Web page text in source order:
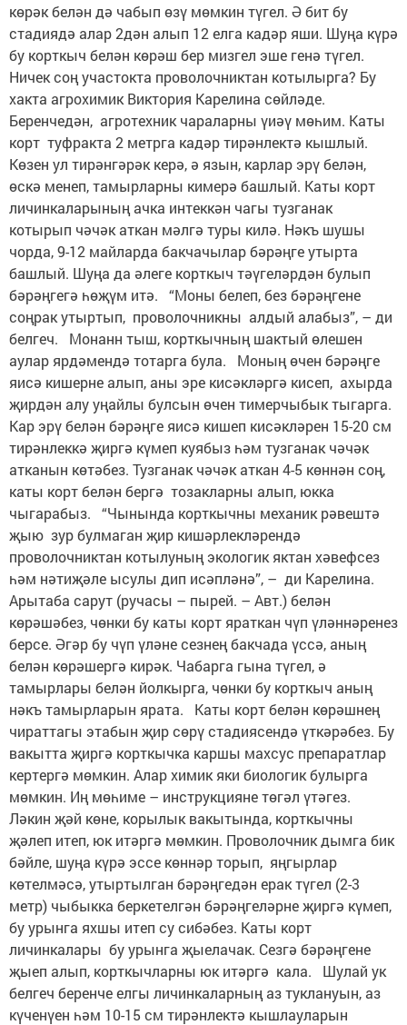
көрәк белән дә чабып өзү мөмкин түгел. Ә бит бу
стадиядә алар 2дән алып 12 елга кадәр яши. Шуңа күрә
бу корткыч белән көрәш бер мизгел эше генә түгел.
Ничек соң участокта проволочниктан котылырга? Бу
хакта агрохимик Виктория Карелина сөйләде.
Беренчедән, агротехник чараларны үиәү мөһим. Каты
корт туфракта 2 метрга кадәр тирәнлектә кышлый.
Көзен ул тирәнгәрәк керә, ә язын, карлар эрү белән,
өскә менеп, тамырларны кимерә башлый. Каты корт
личинкаларының ачка интеккән чагы тузганак
котырып чәчәк аткан мәлгә туры килә. Нәкъ шушы
чорда, 9-12 майларда бакчачылар бәрәңге утырта
башлый. Шуңа да әлеге корткыч тәүгеләрдән булып
бәрәңгегә һөҗүм итә. “Моны белеп, без бәрәңгене
соңрак утыртып, проволочникны алдый алабыз”, – ди
белгеч. Монанн тыш, корткычның шактый өлешен
аулар ярдәмендә тотарга була. Моның өчен бәрәңге
яисә кишерне алып, аны эре кисәкләргә кисеп, ахырда
җирдән алу уңайлы булсын өчен тимерчыбык тыгарга.
Кар эрү белән бәрәңге яисә кишеп кисәкләрен 15-20 см
тирәнлеккә җиргә күмеп куябыз һәм тузганак чәчәк
атканын көтәбез. Тузганак чәчәк аткан 4-5 көннән соң,
каты корт белән бергә тозакларны алып, юкка
чыгарабыз. “Чынында корткычны механик рәвештә
җыю зур булмаган җир кишәрлекләрендә
проволочниктан котылуның экологик яктан хәвефсез
һәм нәтиҗәле ысулы дип исәпләнә”, – ди Карелина.
Арытаба сарут (ручасы – пырей. – Авт.) белән
көрәшәбез, чөнки бу каты корт яраткан чүп үләннәренез
берсе. Әгәр бу чүп үләне сезнең бакчада үссә, аның
белән көрәшергә кирәк. Чабарга гына түгел, ә
тамырлары белән йолкырга, чөнки бу корткыч аның
нәкъ тамырларын ярата. Каты корт белән көрәшнең
чираттагы этабын җир сөрү стадиясендә үткәрәбез. Бу
вакытта җиргә корткычка каршы махсус препаратлар
кертергә мөмкин. Алар химик яки биологик булырга
мөмкин. Иң мөһиме – инструкцияне төгәл үтәгез.
Ләкин җәй көне, корылык вакытында, корткычны
җәлеп итеп, юк итәргә мөмкин. Проволочник дымга бик
бәйле, шуңа күрә эссе көннәр торып, яңгырлар
көтелмәсә, утыртылган бәрәңгедән ерак түгел (2-3
метр) чыбыкка беркетелгән бәрәңгеләрне җиргә күмеп,
бу урынга яхшы итеп су сибәбез. Каты корт
личинкалары бу урынга җыелачак. Сезгә бәрәңгене
җыеп алып, корткычларны юк итәргә кала. Шулай ук
белгеч беренче елгы личинкаларның аз туклануын, аз
күченүен һәм 10-15 см тирәнлектә кышлауларын